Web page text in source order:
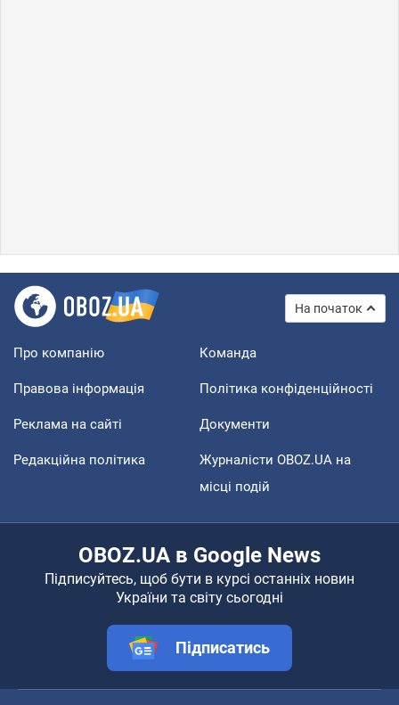
На початок
Про компанію Команда
Правова інформація Політика конфіденційності
Реклама на сайті Документи
Редакційна політика
Журналісти OBOZ.UA на
місці подій
OBOZ.UA в Google News
Підписуйтесь, щоб бути в курсі останніх новин
України та світу сьогодні
Підписатись